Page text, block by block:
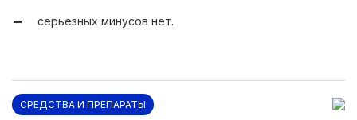
серьезных минусов нет.
СРЕДСТВА И ПРЕПАРАТЫ